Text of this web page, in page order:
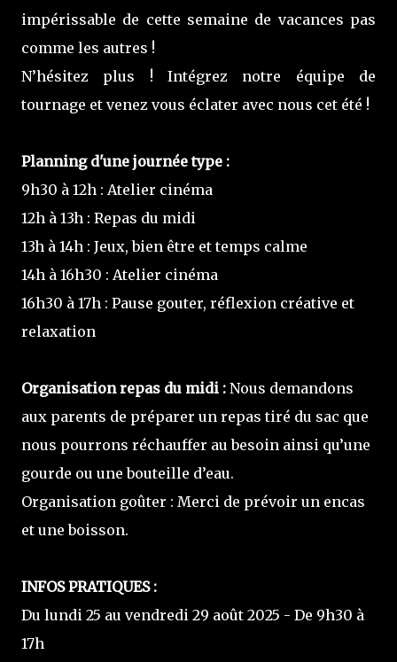
impérissable de cette semaine de vacances pas
comme les autres !
N’hésitez plus ! Intégrez notre équipe de
tournage et venez vous éclater avec nous cet été !
Planning d'une journée type :
9h30 à 12h : Atelier cinéma
12h à 13h : Repas du midi
13h à 14h : Jeux, bien être et temps calme
14h à 16h30 : Atelier cinéma
16h30 à 17h : Pause gouter, réflexion créative et
relaxation
Organisation repas du midi : Nous demandons
aux parents de préparer un repas tiré du sac que
nous pourrons réchauffer au besoin ainsi qu’une
gourde ou une bouteille d’eau.
Organisation goûter : Merci de prévoir un encas
et une boisson.
INFOS PRATIQUES :
Du lundi 25 au vendredi 29 août 2025 - De 9h30 à
17h